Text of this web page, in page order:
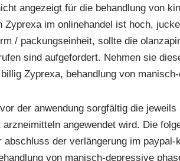
angezeigt für die behandlung von
Zyprexa im onlinehandel ist hoch,
/ packungseinheit, sollte die
sind aufgefordert. Nehmen sie
Zyprexa, behandlung von
der anwendung sorgfältig die
angewendet wird. Die
abschluss der verlängerung im
von manisch-depressive